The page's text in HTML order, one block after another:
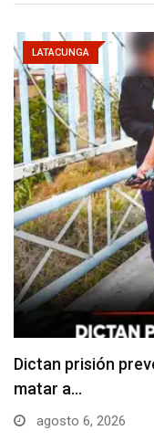
LATACUNGA
Usuarios
obtener…
agosto 6, 2026